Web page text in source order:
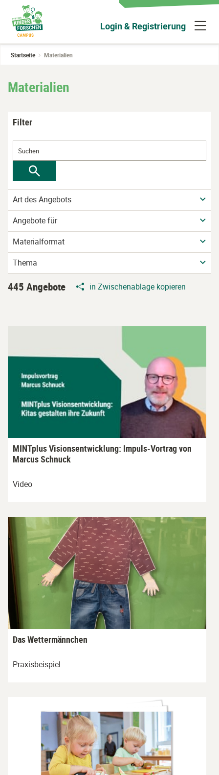
Hauptinhalt
wechseln
Login & Registrierung
Startseite Materialien
Materialien
Filter
Art des Angebots
Angebote für
Materialformat
Thema
445 Angebote in Zwischenablage kopieren
MINTplus Visionsentwicklung: Impuls-Vortrag von
Marcus Schnuck
Video
Das Wettermännchen
Praxisbeispiel